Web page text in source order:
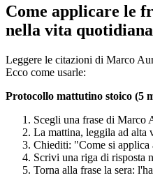
Come applicare le
nella vita quotidiana
Leggere le citazioni di Marco
Ecco come usarle:
Protocollo mattutino stoico (5
Scegli una frase di Marco
La mattina, leggila ad alta
Chiediti: "Come si applica
Scrivi una riga di risposta
Torna alla frase la sera: